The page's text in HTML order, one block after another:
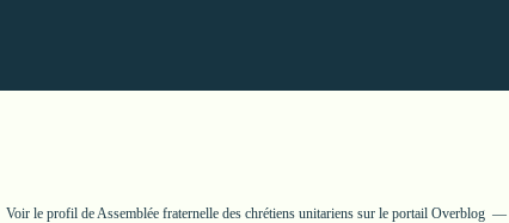
Voir le profil deAssemblée fraternelle des chrétiens unitariens sur le portail Overblog